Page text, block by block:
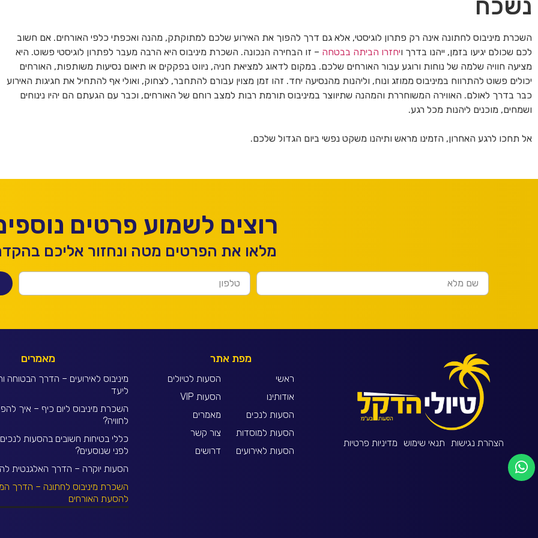
נשכח
השכרת מיניבוס לחתונה אינה רק פתרון לוגיסטי, אלא גם דרך להפוך את האירוע שלכם למתוקתק, מהנה ואכפתי כלפי האורחים. אם חשוב
לכם שכולם יגיעו בזמן, ייהנו בדרך ויחזרו הביתה בבטחה – זו הבחירה הנכונה. השכרת מיניבוס היא הרבה מעבר לפתרון לוגיסטי פשוט. היא
מציעה חוויה שלמה של נוחות ורוגע עבור האורחים שלכם. במקום לדאוג למציאת חניה, ניווט בפקקים או תיאום נסיעות משותפות, האורחים
יכולים פשוט להתרווח במיניבוס ממוזג ונוח, וליהנות מהנסיעה יחד. זהו זמן מצוין עבורם להתחבר, לצחוק, ואולי אף להתחיל את חגיגות האירוע
כבר בדרך לאולם. האווירה המשוחררת והמהנה שתיווצר במיניבוס תורמת רבות למצב רוחם של האורחים, וכבר עם הגעתם הם יהיו נינוחים
ושמחים, מוכנים ליהנות מכל רגע.
אל תחכו לרגע האחרון, הזמינו מראש ותיהנו משקט נפשי ביום הגדול שלכם.
רוצים לשמוע פרטים
מלאו את הפרטים מטה ונחזור אליכם
הצהרת נגישות תנאי שימוש מדיניות פרטיות
מפת אתר
ראשי
אודותינו
הסעות לנכים
הסעות למוסדות
הסעות לאירועים
הסעות לטיולים
הסעות VIP
מאמרים
צור קשר
דרושים
מאמרים
מיניבוס לאירועים – הדרך הבטוחה
ליעד
השכרת מיניבוס ליום כיף – איך
לחוויה?
כללי בטיחות חשובים בהסעות
לפני שנוסעים?
הסעות יוקרה – הדרך האלגנטית
השכרת מיניבוס לחתונה – הדרך
להסעת האורחים